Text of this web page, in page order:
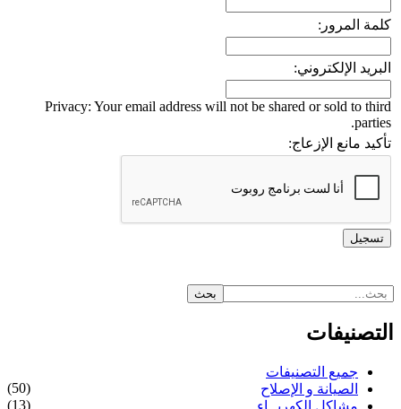
كلمة المرور:
البريد الإلكتروني:
Privacy: Your email address will not be shared or sold to third
parties.
تأكيد مانع الإزعاج:
التصنيفات
جميع التصنيفات
الصيانة و الإصلاح
(50)
(13)